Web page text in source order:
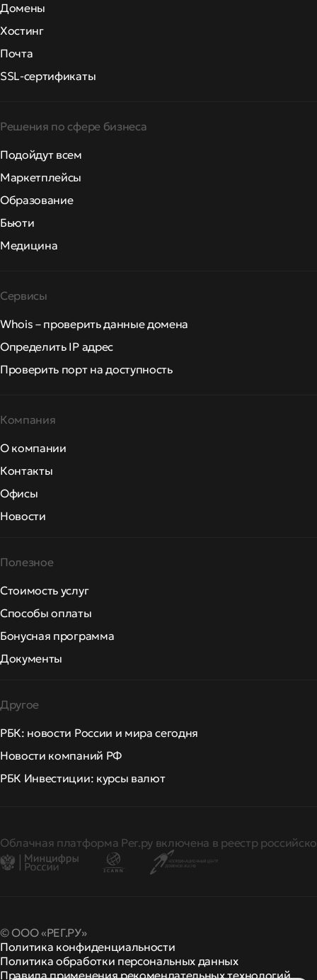
Домены
Хостинг
Почта
SSL-сертификаты
Решения по сфере бизнеса
Подойдут всем
Маркетплейсы
Образование
Бьюти
Медицина
Сервисы
Whois – проверить данные домена
Определить IP адрес
Проверить порт на доступность
Компания
О компании
Контакты
Офисы
Новости
Полезное
Стоимость услуг
Способы оплаты
Бонусная программа
Документы
Другое
РБК: новости России и мира сегодня
Новости компаний РФ
РБК Инвестиции: курсы валют
Облачная платформа Рег.ру включена в реестр
© ООО «РЕГ.РУ»
Политика конфиденциальности
Политика обработки персональных данных
Правила применения рекомендательных технологий